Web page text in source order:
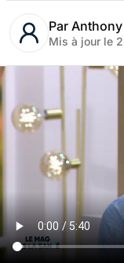
Par
Mis à jour le